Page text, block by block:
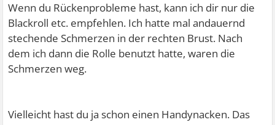
Wenn du Rückenprobleme hast, kann ich dir nur die
Blackroll etc. empfehlen. Ich hatte mal andauernd
stechende Schmerzen in der rechten Brust. Nach
dem ich dann die Rolle benutzt hatte, waren die
Schmerzen weg.
Vielleicht hast du ja schon einen Handynacken. Das